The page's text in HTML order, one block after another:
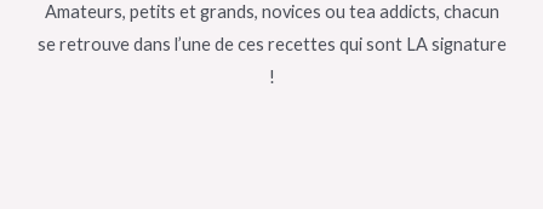
Amateurs, petits et grands, novices ou tea addicts, chacun
se retrouve dans l’une de ces recettes qui sont LA signature
!